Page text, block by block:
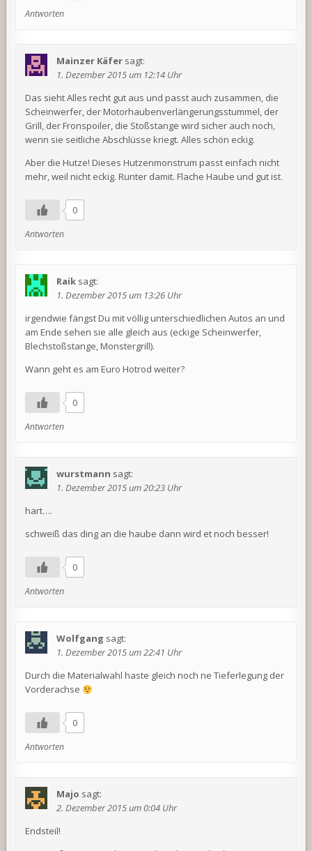
Antworten
Mainzer Käfer sagt:
1. Dezember 2015 um 12:14 Uhr
Das sieht Alles recht gut aus und passt auch zusammen, die
Scheinwerfer, der Motorhaubenverlängerungsstummel, der
Grill, der Fronspoiler, die Stoßstange wird sicher auch noch,
wenn sie seitliche Abschlüsse kriegt. Alles schön eckig.
Aber die Hutze! Dieses Hutzenmonstrum passt einfach nicht
mehr, weil nicht eckig. Runter damit. Flache Haube und gut ist.
0
Antworten
Raik sagt:
1. Dezember 2015 um 13:26 Uhr
irgendwie fängst Du mit völlig unterschiedlichen Autos an und
am Ende sehen sie alle gleich aus (eckige Scheinwerfer,
Blechstoßstange, Monstergrill).
Wann geht es am Euro Hotrod weiter?
0
Antworten
wurstmann sagt:
1. Dezember 2015 um 20:23 Uhr
hart….
schweiß das ding an die haube dann wird et noch besser!
0
Antworten
Wolfgang sagt:
1. Dezember 2015 um 22:41 Uhr
Durch die Materialwahl haste gleich noch ne Tieferlegung der
Vorderachse
0
Antworten
Majo sagt:
2. Dezember 2015 um 0:04 Uhr
Endsteil!